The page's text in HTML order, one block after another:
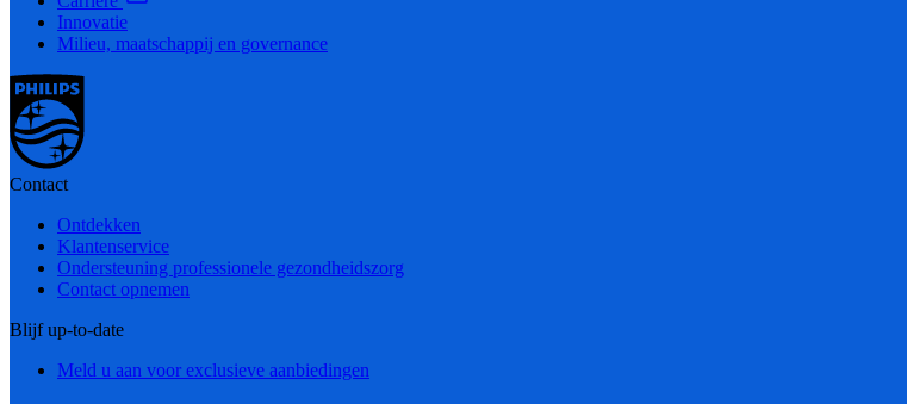
Innovatie
Milieu, maatschappij en governance
Contact
Ontdekken
Klantenservice
Ondersteuning professionele gezondheidszorg
Contact opnemen
Blijf up-to-date
Meld u aan voor exclusieve aanbiedingen